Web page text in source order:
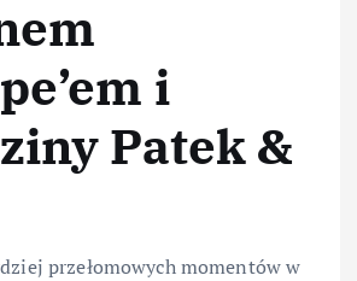
i
Patek &
przełomowych momentów w